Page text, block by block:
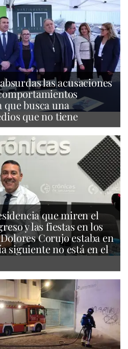
las acusaciones
que busca una
que no tiene
que miren el
y las fiestas en los
Corujo estaba en
siguiente no está en el